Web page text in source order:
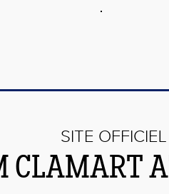
SITE OFFICIEL
CLAMART